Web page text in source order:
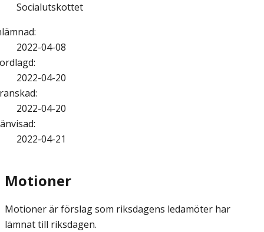
Socialutskottet
:
2022-04-08
:
2022-04-20
:
2022-04-20
:
2022-04-21
Motioner
Motioner är förslag som riksdagens ledamöter har
lämnat till riksdagen.